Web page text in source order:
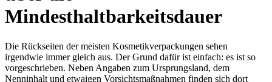
Mindesthaltbarkeitsdauer
Die Rückseiten der meisten Kosmetikverpackungen sehen
irgendwie immer gleich aus. Der Grund dafür ist einfach: es ist so
vorgeschrieben. Neben Angaben zum Ursprungsland, dem
Nenninhalt und etwaigen Vorsichtsmaßnahmen finden sich dort